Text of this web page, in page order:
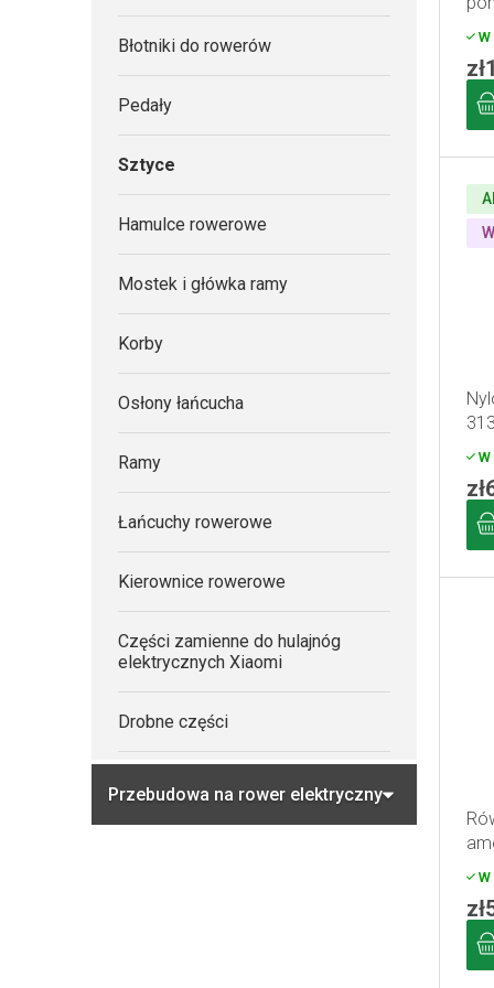
Błotniki do rowerów
Pedały
Sztyce
Hamulce rowerowe
Mostek i główka ramy
Korby
Osłony łańcucha
Ramy
Łańcuchy rowerowe
Kierownice rowerowe
Części zamienne do hulajnóg
elektrycznych Xiaomi
Drobne części
Przebudowa na rower elektryczny
w